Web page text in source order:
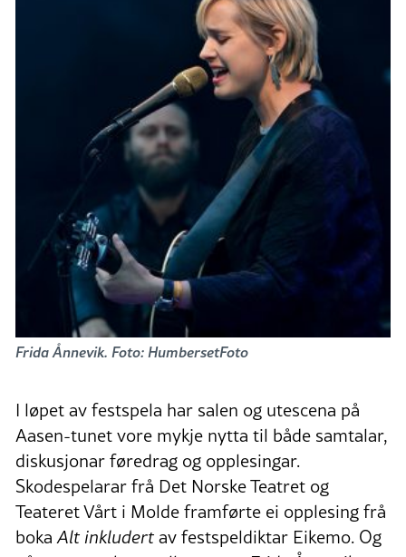
Frida Ånnevik. Foto: HumbersetFoto
I løpet av festspela har salen og utescena på
Aasen-tunet vore mykje nytta til både samtalar,
diskusjonar føredrag og opplesingar.
Skodespelarar frå Det Norske Teatret og
Teateret Vårt i Molde framførte ei opplesing frå
bokaAlt inkludertav festspeldiktar Eikemo. Og